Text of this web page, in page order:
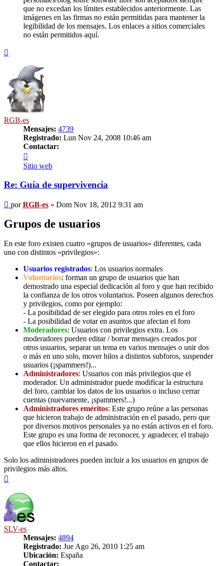
que no excedan los límites establecidos anteriormente. Las
imágenes en las firmas no están permitidas para mantener la
legibilidad de los mensajes. Los enlaces a sitios comerciales
no están permitidos aquí.
RGB-es
Mensajes: 4739
Registrado: Lun Nov 24, 2008 10:46 am
Contactar:
RGB-
es
Sitio web
Re: Guía de supervivencia
Mensaje
porRGB-es » Dom Nov 18, 2012 9:31 am
Grupos de usuarios
En este foro existen cuatro «grupos de usuarios» diferentes, cada
uno con distintos «privilegios»:
Usuarios registrados: Los usuarios normales
Voluntarios: forman un grupo de usuarios que han
demostrado una especial dedicación al foro y que han recibido
la confianza de los otros voluntarios. Poseen algunos derechos
y privilegios, como por ejemplo:
- La posibilidad de ser elegido para otros roles en el foro
- La posibilidad de votar en asuntos que afectan el foro
Moderadores: Usuarios con privilegios extra. Los
moderadores pueden editar / borrar mensajes creados por
otros usuarios, separar un tema en varios mensajes o unir dos
o más en uno solo, mover hilos a distintos subforos, suspender
usuarios (¡spammers!)...
Administradores: Usuarios con más privilegios que el
moderador. Un administrador puede modificar la estructura
del foro, cambiar los datos de los usuarios o incluso cerrar
cuentas (nuevamente, ¡spammers!...)
Administradores eméritos: Este grupo reúne a las personas
que hicieron trabajo de administración en el pasado, pero que
por diversos motivos personales ya no están activos en el foro.
Este grupo es una forma de reconocer, y agradecer, el trabajo
que ellos hicieron en el pasado.
Solo los administradores pueden incluir a los usuarios en grupos de
privilegios más altos.
SLV-es
Mensajes: 4894
Registrado: Jue Ago 26, 2010 1:25 am
Ubicación: España
Contactar: